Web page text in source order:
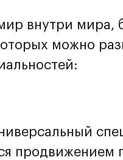
внутри мира,
можно
продвижением